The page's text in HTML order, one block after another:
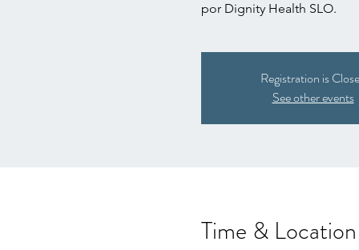
por Dignity Health SLO.
Registration is
See other events
Time & Location